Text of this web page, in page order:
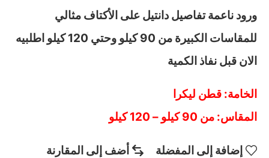
ورود ناعمة تفاصيل دانتيل على الأكتاف مثالي
للمقاسات الكبيرة من 90 كيلو وحتي 120 كيلو اطلبيه
الان قبل نفاذ الكمية
الخامة: قطن ليكرا
المقاس: من 90 كيلو – 120 كيلو
إضافة إلى المفضلة أضف إلى المقارنة